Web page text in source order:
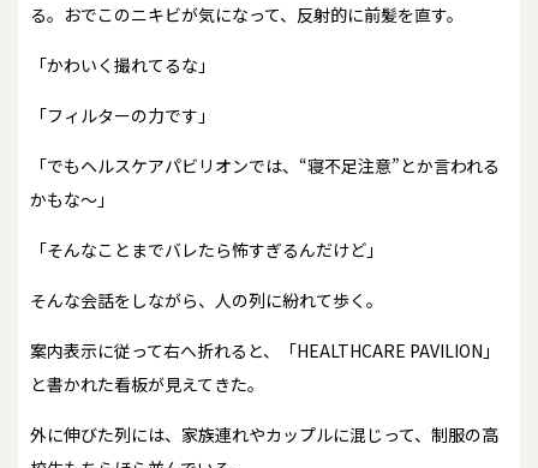
る。おでこのニキビが気になって、反射的に前髪を直す。
「かわいく撮れてるな」
「フィルターの力です」
「でもヘルスケアパビリオンでは、“寝不足注意”とか言われる
かもな～」
「そんなことまでバレたら怖すぎるんだけど」
そんな会話をしながら、人の列に紛れて歩く。
案内表示に従って右へ折れると、「HEALTHCARE PAVILION」
と書かれた看板が見えてきた。
外に伸びた列には、家族連れやカップルに混じって、制服の高